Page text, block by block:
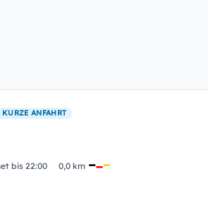
KURZE ANFAHRT
bis 22:00 0,0 km